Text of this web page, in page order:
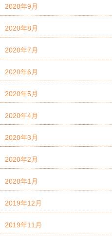
2020年9月
2020年8月
2020年7月
2020年6月
2020年5月
2020年4月
2020年3月
2020年2月
2020年1月
2019年12月
2019年11月